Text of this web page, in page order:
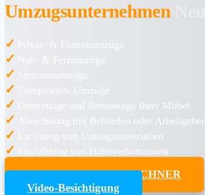
Umzugsunternehmen
✓ Privat- & Firmenumzüge
✓ Nah- & Fernumzüge
✓ Seniorenumzüge
✓ Europaweite Umzüge
✓ Demontage und Remontage Ihrer Möbel
✓ Abrechnung mit Behörden oder Arbeitgeber
✓ Lieferung von Umzugsmaterialien
✓ Einrichtung von Halteverbotszonen
UMZUGSKOSTENRECHNER
Video-Besichtigung